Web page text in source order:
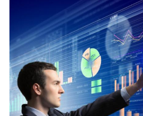
Смотреть